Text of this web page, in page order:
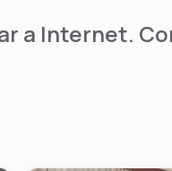
a Internet.